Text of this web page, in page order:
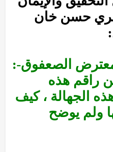
حسن خان
الصعفوق-:
راقم هذه
الجهالة ، كيف
ولم يوضح